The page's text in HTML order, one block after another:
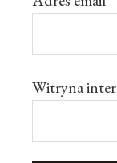
Witryna